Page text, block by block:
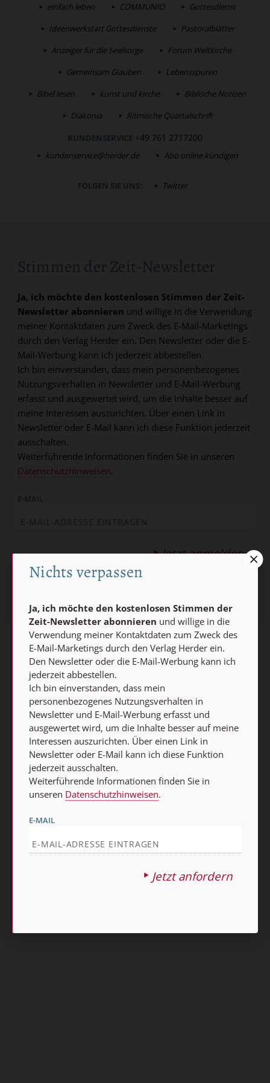
einfach leben COMMUNIO
Gottesdienst
Ideenwerkstatt Gottesdienste
Pastoralblätter
Anzeiger für die Seelsorge
Forum Weltkirche
Gemeinsam Glauben
Lebensspuren
Bibel lesen
kunst und kirche
Biblische Notizen
Diakonia
Römische Quartalschrift
KUNDENSERVICE +49 761 2717200
kundenservice@herder.de Abo online kündigen
FOLGEN SIE UNS: Twitter
Stimmen der Zeit-Newsletter
Ja, ich möchte den kostenlosen Stimmen der Zeit-
Newsletter abonnieren und willige in die Verwendung
meiner Kontaktdaten zum Zweck des E-Mail-Marketings
durch den Verlag Herder ein. Den Newsletter oder die E-
Mail-Werbung kann ich jederzeit abbestellen.
Ich bin einverstanden, dass mein personenbezogenes
Nutzungsverhalten in Newsletter und E-Mail-Werbung
erfasst und ausgewertet wird, um die Inhalte besser auf
meine Interessen auszurichten. Über einen Link in
Newsletter oder E-Mail kann ich diese Funktion jederzeit
ausschalten.
Weiterführende Informationen finden Sie in unseren
Datenschutzhinweisen.
E-MAIL
Jetzt anmelden
AGB und Widerrufsbelehrung Datenschutz
Barrierefreiheit
Vertrag widerrufen
Abo online kündigen
Nach oben
Nichts verpassen
Ja, ich möchte den kostenlosen Stimmen der
Zeit-Newsletter abonnieren und willige in die
Verwendung meiner Kontaktdaten zum Zweck des
E-Mail-Marketings durch den Verlag Herder ein.
Den Newsletter oder die E-Mail-Werbung kann ich
jederzeit abbestellen.
Ich bin einverstanden, dass mein
personenbezogenes Nutzungsverhalten in
Newsletter und E-Mail-Werbung erfasst und
ausgewertet wird, um die Inhalte besser auf meine
Interessen auszurichten. Über einen Link in
Newsletter oder E-Mail kann ich diese Funktion
jederzeit ausschalten.
Weiterführende Informationen finden Sie in
unseren Datenschutzhinweisen.
E-MAIL
Jetzt anfordern